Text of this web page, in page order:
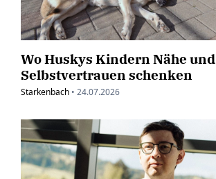
Wo Huskys Kindern Nähe und
Selbstvertrauen schenken
Starkenbach • 24.07.2026